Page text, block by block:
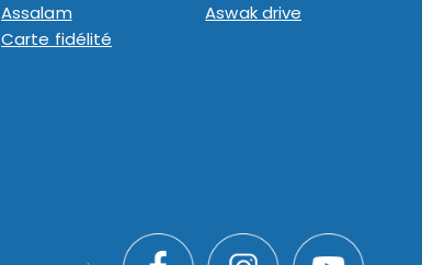
Assalam
Carte fidélité
Aswak drive